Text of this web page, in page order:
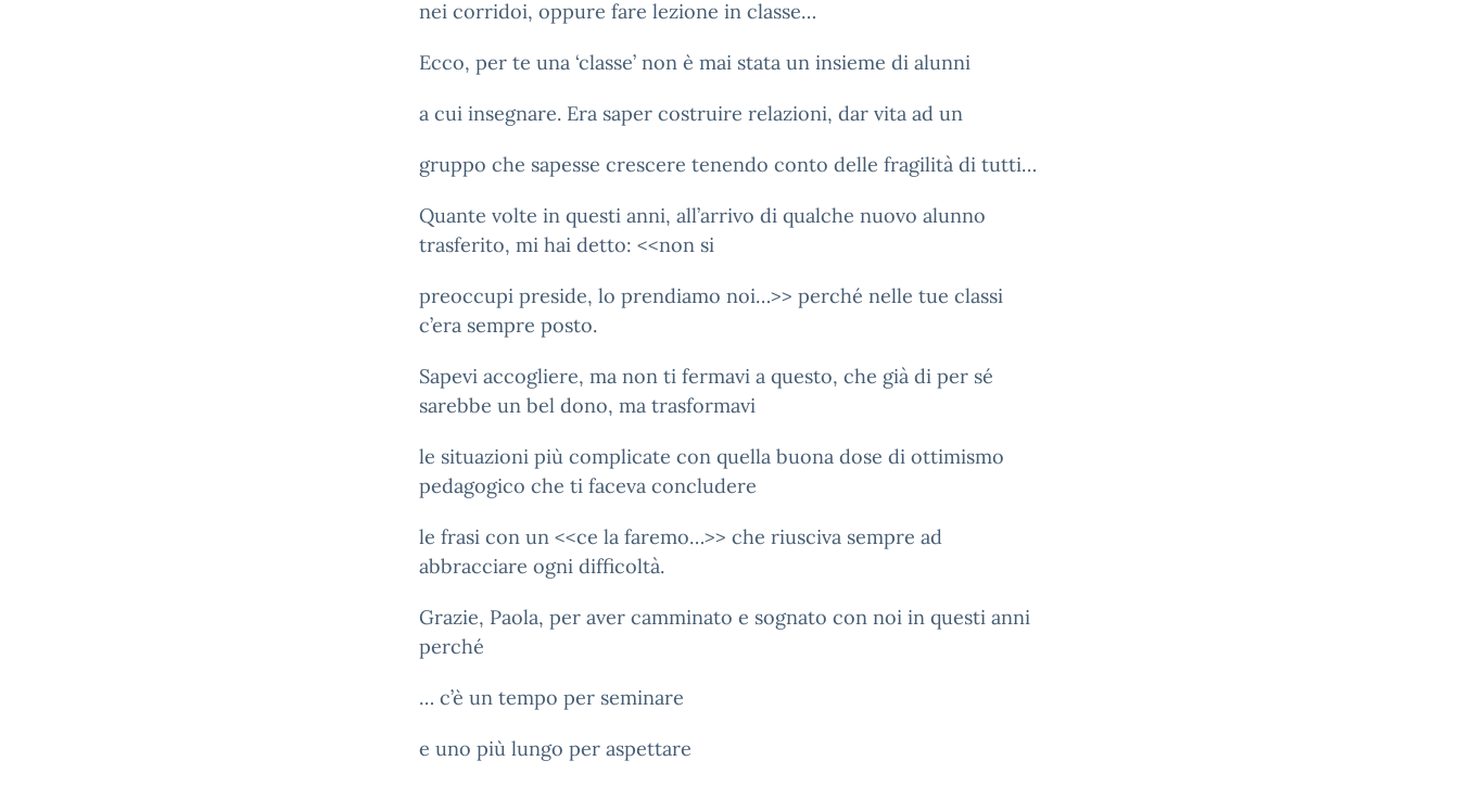
nei corridoi, oppure fare lezione in classe…
Ecco, per te una ‘classe’ non è mai stata un insieme di alunni
a cui insegnare. Era saper costruire relazioni, dar vita ad un
gruppo che sapesse crescere tenendo conto delle fragilità di tutti…
Quante volte in questi anni, all’arrivo di qualche nuovo alunno
trasferito, mi hai detto: <<non si
preoccupi preside, lo prendiamo noi…>> perché nelle tue classi
c’era sempre posto.
Sapevi accogliere, ma non ti fermavi a questo, che già di per sé
sarebbe un bel dono, ma trasformavi
le situazioni più complicate con quella buona dose di ottimismo
pedagogico che ti faceva concludere
le frasi con un <<ce la faremo…>> che riusciva sempre ad
abbracciare ogni difficoltà.
Grazie, Paola, per aver camminato e sognato con noi in questi anni
perché
… c’è un tempo per seminare
e uno più lungo per aspettare